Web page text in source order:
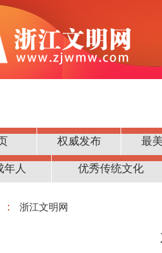
权威发布 最
德
年人 优秀传统文化
浙江文明网